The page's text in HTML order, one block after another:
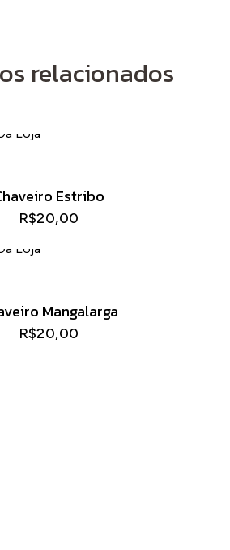
relacionados
Estribo
R$20,00
Mangalarga
R$20,00